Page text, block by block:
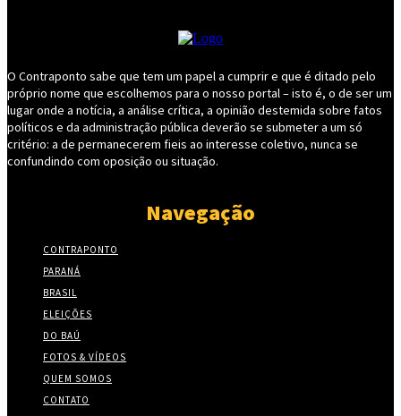
O Contraponto sabe que tem um papel a cumprir e que é ditado pelo
próprio nome que escolhemos para o nosso portal – isto é, o de ser um
lugar onde a notícia, a análise crítica, a opinião destemida sobre fatos
políticos e da administração pública deverão se submeter a um só
critério: a de permanecerem fieis ao interesse coletivo, nunca se
confundindo com oposição ou situação.
Navegação
CONTRAPONTO
PARANÁ
BRASIL
ELEIÇÕES
DO BAÚ
FOTOS & VÍDEOS
QUEM SOMOS
CONTATO